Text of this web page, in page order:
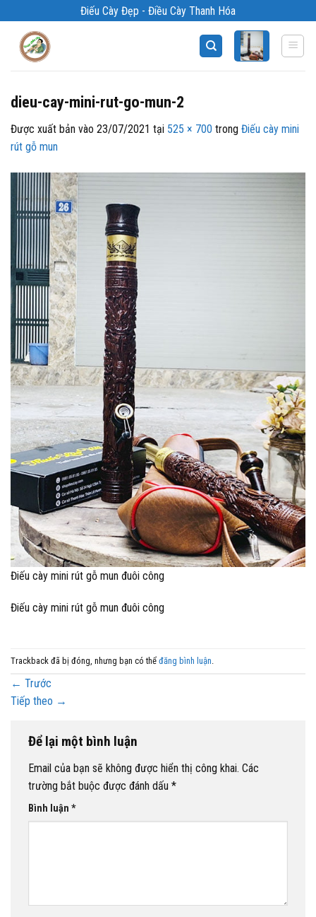
qua
Điếu Cày Đẹp - Điều Cày Thanh Hóa
dieu-cay-mini-rut-go-mun-2
Được xuất bản vào 23/07/2021 tại 525 × 700 trong Điếu cày mini
rút gỗ mun
Điếu cày mini rút gỗ mun đuôi công
Điếu cày mini rút gỗ mun đuôi công
Trackback đã bị đóng, nhưng bạn có thể đăng bình luận
← Trước
Tiếp theo →
Để lại một bình luận
Email của bạn sẽ không được hiển thị công khai. Các
trường bắt buộc được đánh dấu *
Bình luận *